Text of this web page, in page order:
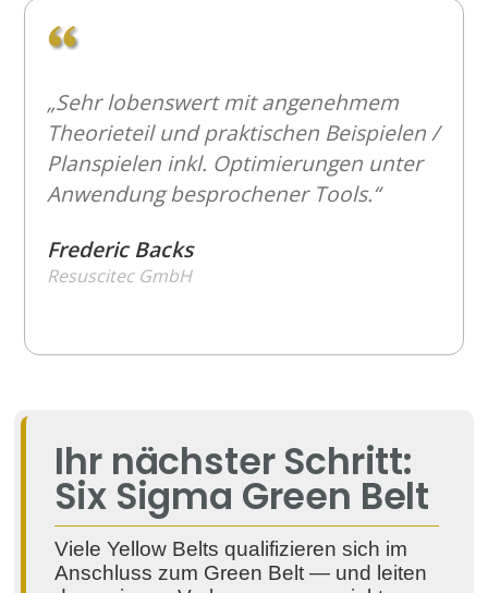
„Sehr lobenswert mit angenehmem
Theorieteil und praktischen Beispielen /
Planspielen inkl. Optimierungen unter
Anwendung besprochener Tools.“
Frederic Backs
Resuscitec GmbH
Ihr nächster Schritt:
Six Sigma Green Belt
Viele Yellow Belts qualifizieren sich im
Anschluss zum Green Belt — und leiten